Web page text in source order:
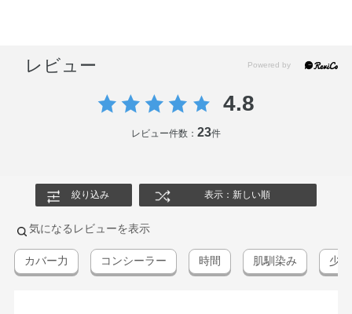
レビュー
4.8
レビュー件数： 23件
絞り込み 表示：新しい順
気になるレビューを表示
カバー力 コンシーラー 時間 肌馴染み 少量